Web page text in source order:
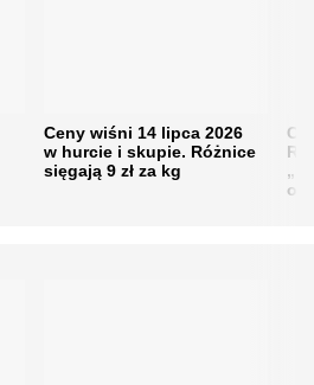
Ceny wiśni 14 lipca 2026
w hurcie i skupie. Różnice
sięgają 9 zł za kg